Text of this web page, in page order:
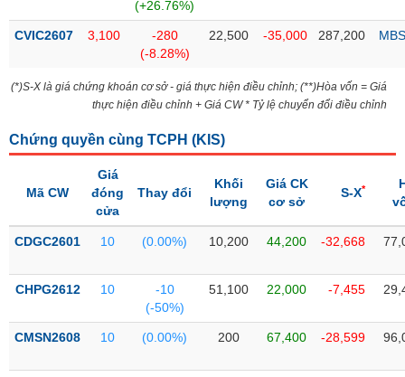
yết
yết
dõi
biệt
được
ký
Danh
(+26.76%)
CVIC2607 3,100
-280
(-8.28%)
22,500 -35,000 287,200 MBS
(*)S-X là giá chứng khoán cơ sở - giá thực hiện điều chỉnh; (**)Hòa vốn = Giá
thực hiện điều chỉnh + Giá CW * Tỷ lệ chuyển đổi điều chỉnh
Chứng quyền cùng TCPH (KIS)
Mã CW
Giá
đóng
cửa
Thay đổi
Khối
lượng
Giá CK
cơ sở
S-X*
CDGC2601 10 (0.00%) 10,200 44,200 -32,668
CHPG2612 10
-10
(-50%)
51,100 22,000 -7,455
CMSN2608 10 (0.00%) 200 67,400 -28,599
TRÁI
PHIẾU
CỤ
TƯ
XUẤT
LIỆU